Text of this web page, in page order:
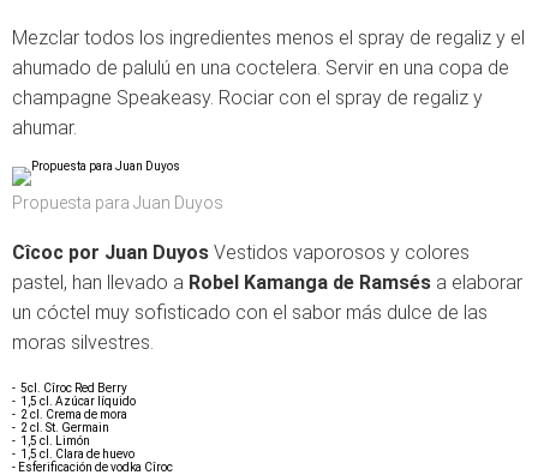
Mezclar todos los ingredientes menos el spray de regaliz y el
ahumado de palulú en una coctelera. Servir en una copa de
champagne Speakeasy. Rociar con el spray de regaliz y
ahumar.
Propuesta para Juan Duyos
Cîcoc por Juan Duyos Vestidos vaporosos y colores
pastel, han llevado a Robel Kamanga de Ramsés a elaborar
un cóctel muy sofisticado con el sabor más dulce de las
moras silvestres.
- 5cl. Cîroc Red Berry
- 1,5 cl. Azúcar líquido
- 2 cl. Crema de mora
- 2 cl. St. Germain
- 1,5 cl. Limón
- 1,5 cl. Clara de huevo
- Esferificación de vodka Cîroc